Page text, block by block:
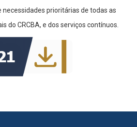
necessidades prioritárias de todas as
do CRCBA, e dos serviços contínuos.